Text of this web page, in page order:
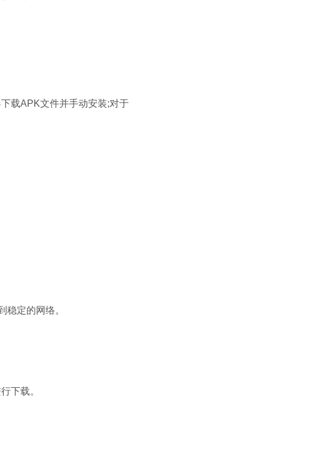
载APK文件并手动安装;对于
稳定的网络。
下载。